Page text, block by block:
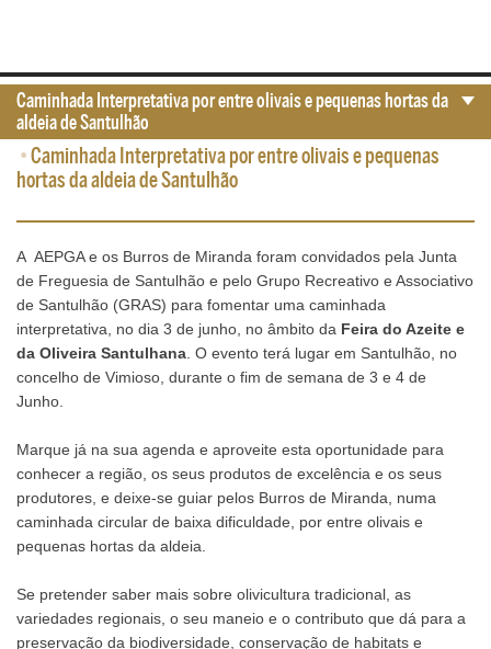
•Caminhada Interpretativa por entre olivais e pequenas
hortas da aldeia de Santulhão
A AEPGA e os Burros de Miranda foram convidados pela Junta
de Freguesia de Santulhão e pelo Grupo Recreativo e Associativo
de Santulhão (GRAS) para fomentar uma caminhada
interpretativa, no dia 3 de junho, no âmbito da Feira do Azeite e
da Oliveira Santulhana . O evento terá lugar em Santulhão, no
concelho de Vimioso, durante o fim de semana de 3 e 4 de
Junho.
Marque já na sua agenda e aproveite esta oportunidade para
conhecer a região, os seus produtos de excelência e os seus
produtores, e deixe-se guiar pelos Burros de Miranda, numa
caminhada circular de baixa dificuldade, por entre olivais e
pequenas hortas da aldeia.
Se pretender saber mais sobre olivicultura tradicional, as
variedades regionais, o seu maneio e o contributo que dá para a
preservação da biodiversidade, conservação de habitats e
Caminhada Interpretativa por entre olivais e pequenas hortas da
aldeia de Santulhão